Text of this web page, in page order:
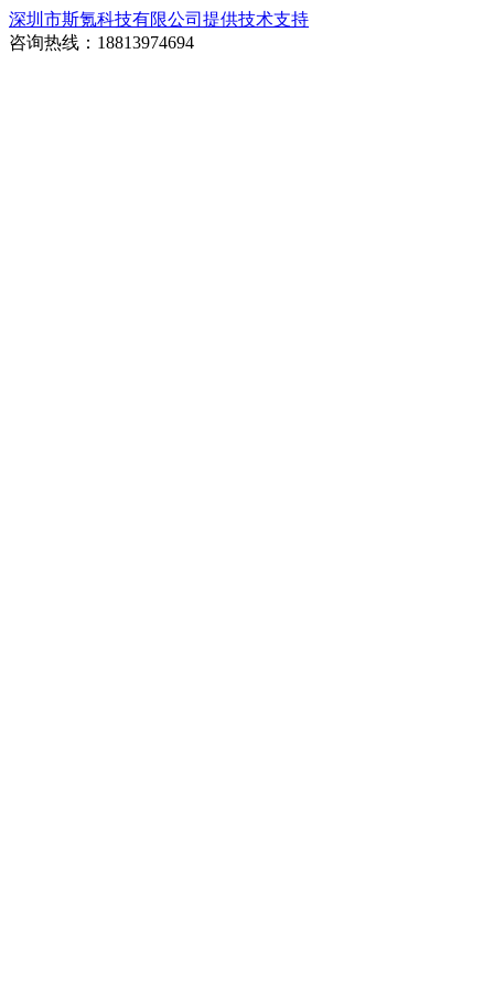
深圳市斯氪科技有限公司提供技术支持
咨询热线：18813974694